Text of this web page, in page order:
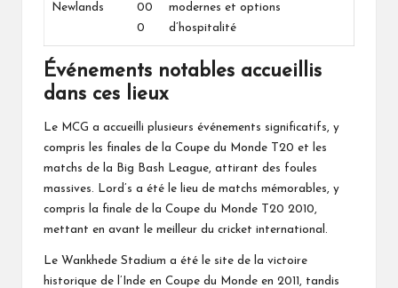
Newlands
00
0
modernes et options
d’hospitalité
Événements notables accueillis
dans ces lieux
Le MCG a accueilli plusieurs événements significatifs, y
compris les finales de la Coupe du Monde T20 et les
matchs de la Big Bash League, attirant des foules
massives. Lord’s a été le lieu de matchs mémorables, y
compris la finale de la Coupe du Monde T20 2010,
mettant en avant le meilleur du cricket international.
Le Wankhede Stadium a été le site de la victoire
historique de l’Inde en Coupe du Monde en 2011, tandis